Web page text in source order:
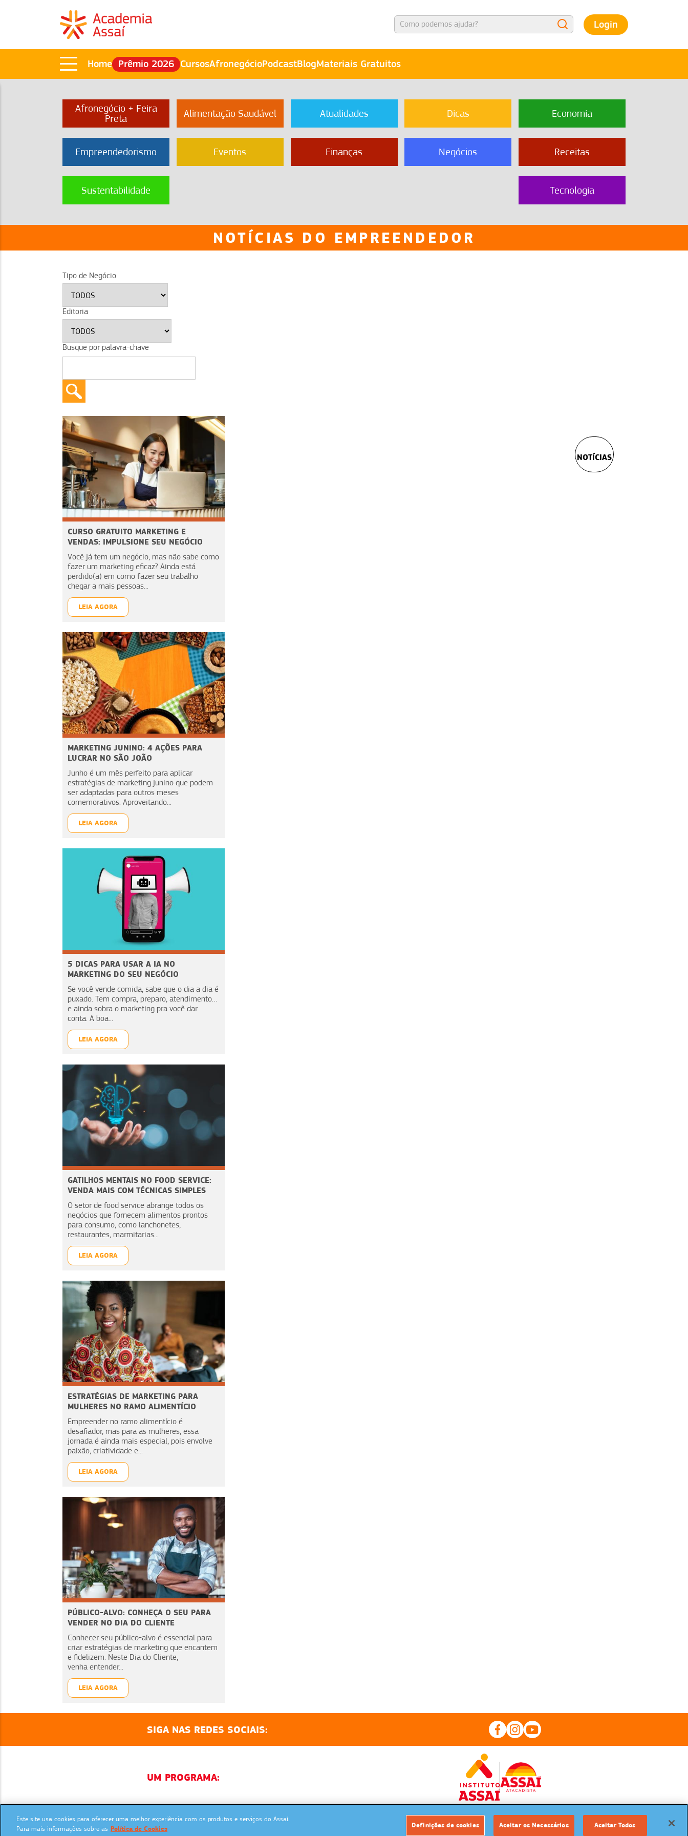
Login
Home Prêmio 2026 CursosAfronegócioPodcastBlogMateriais Gratuitos
Afronegócio + Feira
Preta
Alimentação Saudável Atualidades Dicas Economia
Empreendedorismo Eventos Finanças Negócios Receitas
Sustentabilidade Tecnologia
NOTÍCIAS DO EMPREENDEDOR
Tipo de Negócio
Editoria
Busque por palavra-chave
CURSO GRATUITO MARKETING E
VENDAS: IMPULSIONE SEU NEGÓCIO
Você já tem um negócio, mas não sabe como
fazer um marketing eficaz? Ainda está
perdido(a) em como fazer seu trabalho
chegar a mais pessoas...
LEIA AGORA
MARKETING JUNINO: 4 AÇÕES PARA
LUCRAR NO SÃO JOÃO
Junho é um mês perfeito para aplicar
estratégias de marketing junino que podem
ser adaptadas para outros meses
comemorativos. Aproveitando...
LEIA AGORA
5 DICAS PARA USAR A IA NO
MARKETING DO SEU NEGÓCIO
Se você vende comida, sabe que o dia a dia é
puxado. Tem compra, preparo, atendimento…
e ainda sobra o marketing pra você dar
conta. A boa...
LEIA AGORA
GATILHOS MENTAIS NO FOOD SERVICE:
VENDA MAIS COM TÉCNICAS SIMPLES
O setor de food service abrange todos os
negócios que fornecem alimentos prontos
para consumo, como lanchonetes,
restaurantes, marmitarias...
LEIA AGORA
ESTRATÉGIAS DE MARKETING PARA
MULHERES NO RAMO ALIMENTÍCIO
Empreender no ramo alimentício é
desafiador, mas para as mulheres, essa
jornada é ainda mais especial, pois envolve
paixão, criatividade e...
LEIA AGORA
PÚBLICO-ALVO: CONHEÇA O SEU PARA
VENDER NO DIA DO CLIENTE
Conhecer seu público-alvo é essencial para
criar estratégias de marketing que encantem
e fidelizem. Neste Dia do Cliente,
venha entender...
LEIA AGORA
NOTÍCIAS
SIGA NAS REDES SOCIAIS:
UM PROGRAMA:
Copyrights 2026. Todos os direitos reservados.
Este site usa cookies para oferecer uma melhor experiência com os produtos e serviços do Assaí.
Para mais informações sobre as Política de Cookies Definições de cookies Aceitar os Necessários Aceitar Todos